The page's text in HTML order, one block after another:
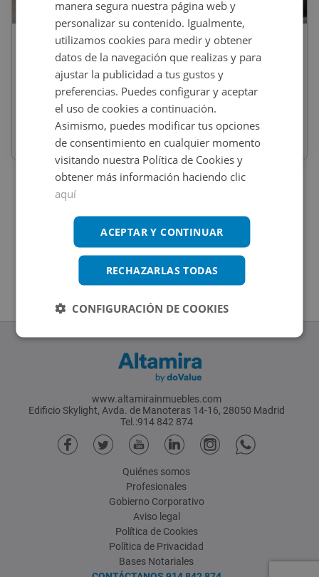
55.000€
Local Comercial En Venta En SEQUIA
ASSUT , 6, Gandia
9195_0044_PE0001
www.altamirainmuebles.com
Edificio Skylight, Avda. de Manoteras 14-16, 28050 Madrid
Tel.:914 842 874
Quiénes somos
Profesionales
Gobierno Corporativo
Aviso legal
Política de Cookies
Política de Privacidad
Bases Notariales
manera segura nuestra página web y
personalizar su contenido. Igualmente,
utilizamos cookies para medir y obtener
datos de la navegación que realizas y para
ajustar la publicidad a tus gustos y
preferencias. Puedes configurar y aceptar
el uso de cookies a continuación.
Asimismo, puedes modificar tus opciones
de consentimiento en cualquier momento
visitando nuestra Política de Cookies y
obtener más información haciendo clic
aquí
ACEPTAR Y CONTINUAR
RECHAZARLAS TODAS
CONFIGURACIÓN DE COOKIES